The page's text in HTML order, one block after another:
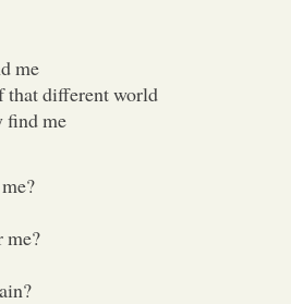
me
that different world
find me
me?